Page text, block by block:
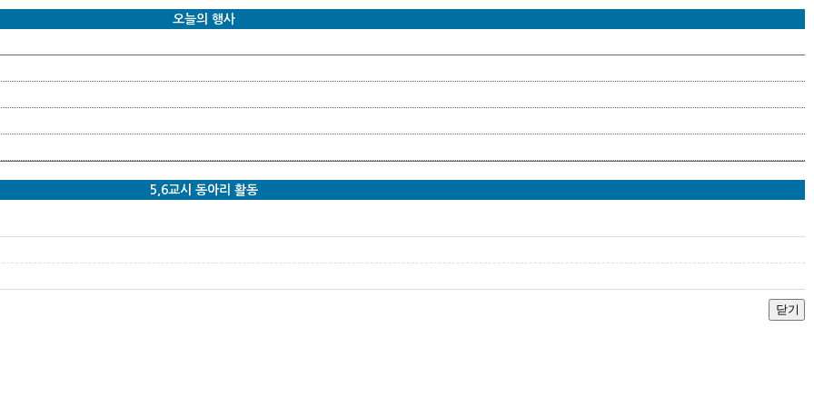
오늘의 행사
5,6교시 동아리 활동